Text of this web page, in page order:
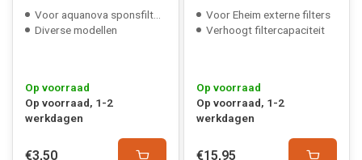
Voor aquanova sponsfilters
Diverse modellen
Op voorraad
Op voorraad, 1-2
werkdagen
€3,50
Voor Eheim externe filters
Verhoogt filtercapaciteit
Op voorraad
Op voorraad, 1-2
werkdagen
€15,95